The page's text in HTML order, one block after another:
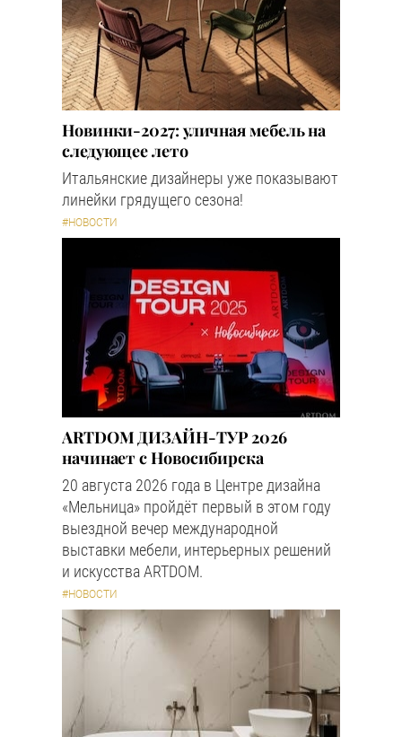
Новинки-2027: уличная мебель на
следующее лето
Итальянские дизайнеры уже показывают
линейки грядущего сезона!
#НОВОСТИ
ARTDOM ДИЗАЙН-ТУР 2026
начинает с Новосибирска
20 августа 2026 года в Центре дизайна
«Мельница» пройдёт первый в этом году
выездной вечер международной
выставки мебели, интерьерных решений
и искусства ARTDOM.
#НОВОСТИ